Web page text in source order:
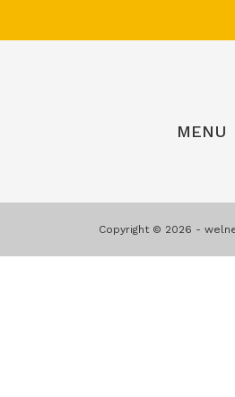
MENU
Copyright © 2026 -